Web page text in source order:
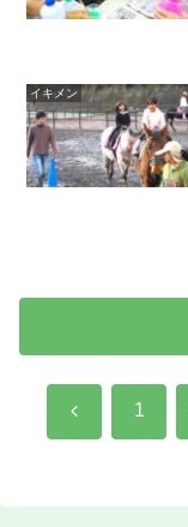
イキメン
前 1